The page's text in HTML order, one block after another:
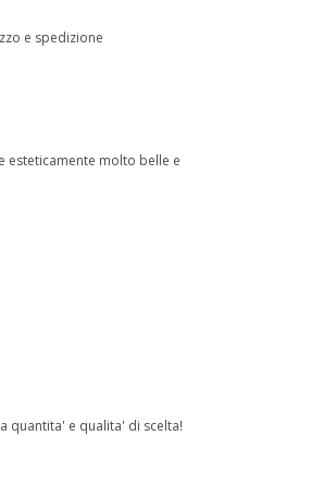
e spedizione
esteticamente molto belle e
quantita' e qualita' di scelta!